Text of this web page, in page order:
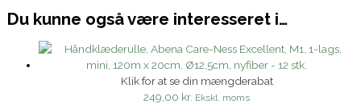
Du kunne også være interesseret i…
Klik for at se din mængderabat
249,00 kr. Ekskl. moms